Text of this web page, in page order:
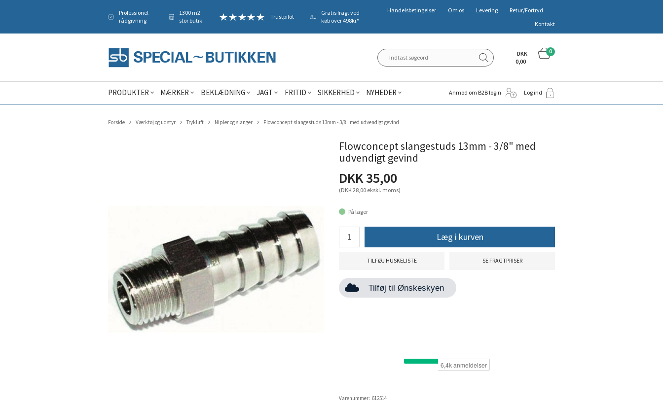
Professionel
rådgivning
1300 m2
stor butik
Trustpilot
Gratis fragt ved
køb over 498kr.*
Handelsbetingelser Om os Levering
Retur/Fortryd
Kontakt
0
DKK
0,00
PRODUKTER MÆRKER BEKLÆDNING JAGT FRITID SIKKERHED NYHEDER Anmod om B2B login Log ind
Forside Værktøj og udstyr Trykluft Nipler og slanger Flowconcept slangestuds 13mm - 3/8" med udvendigt gevind
Flowconcept slangestuds 13mm - 3/8" med
udvendigt gevind
DKK 35,00
(DKK 28,00 ekskl. moms)
På lager
Læg i kurven
TILFØJ HUSKELISTE SE FRAGTPRISER
Tilføj til Ønskeskyen
Varenummer: 612514